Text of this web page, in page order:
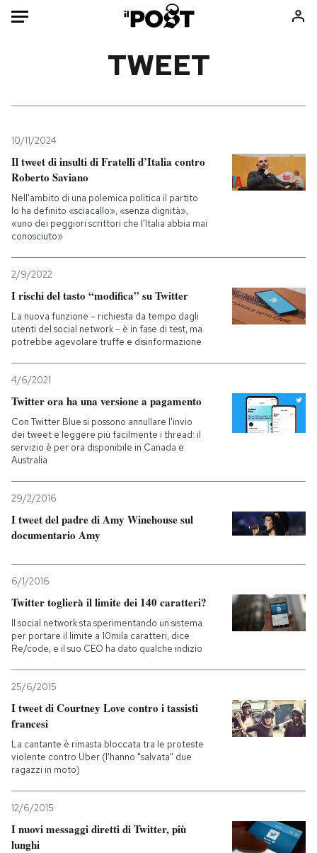
Mondo
Politica
Tecnologia
Internet
Scienza
Cultura
Economia
Consumismi
Ok Boomer!
Media
Altrecose
PODCAST
I MIEI PREFERITI
SHOP
CALENDARIO
AREA PERSONALE
Entra
TWEET
10/11/2024
Il tweet di insulti di Fratelli d’Italia contro
Roberto Saviano
Nell'ambito di una polemica politica il partito
lo ha definito «sciacallo», «senza dignità»,
«uno dei peggiori scrittori che l’Italia abbia mai
conosciuto»
2/9/2022
I rischi del tasto “modifica” su Twitter
La nuova funzione – richiesta da tempo dagli
utenti del social network – è in fase di test, ma
potrebbe agevolare truffe e disinformazione
4/6/2021
Twitter ora ha una versione a pagamento
Con Twitter Blue si possono annullare l'invio
dei tweet e leggere più facilmente i thread: il
servizio è per ora disponibile in Canada e
Australia
29/2/2016
I tweet del padre di Amy Winehouse sul
documentario Amy
6/1/2016
Twitter toglierà il limite dei 140 caratteri?
Il social network sta sperimentando un sistema
per portare il limite a 10mila caratteri, dice
Re/code, e il suo CEO ha dato qualche indizio
25/6/2015
I tweet di Courtney Love contro i tassisti
francesi
La cantante è rimasta bloccata tra le proteste
violente contro Uber (l'hanno "salvata" due
ragazzi in moto)
12/6/2015
I nuovi messaggi diretti di Twitter, più
lunghi